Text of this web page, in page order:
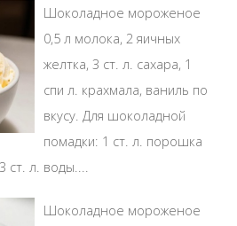
Шоколадное мороженое
0,5 л молока, 2 яичных
желтка, 3 ст. л. сахара, 1
спи л. крахмала, ваниль по
вкусу. Для шоколадной
помадки: 1 ст. л. порошка
ст. л. воды....
Шоколадное мороженое